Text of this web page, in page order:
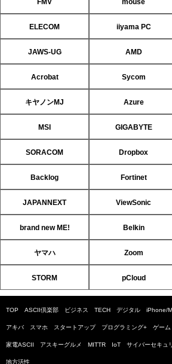
FMV mouse
ELECOM iiyama PC
JAWS-UG AMD
Acrobat Sycom
キヤノンMJ Azure
MSI GIGABYTE
SORACOM Dropbox
Backlog Fortinet
JAPANNEXT ViewSonic
brand new ME! Belkin
ヤマハ Zoom
STORM pCloud
TOP ASCII倶楽部 ビジネス TECH デジタル iPhone/
アキバ スマホ スタートアップ プログラミング+ ゲーム
家電ASCII アスキーグルメ MITTR IoT サイバーセキュ
地方活性